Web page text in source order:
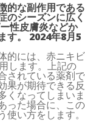
的な副作用である
のシーズンに広く
性皮膚炎などか
す。 2024年8月5
的には、赤ニキビ
します。上記の
されている薬剤で
果が期待できる反
くなってしまいま
った場合に、この
い方をします。